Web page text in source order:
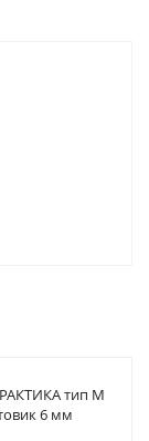
тип M
6 мм